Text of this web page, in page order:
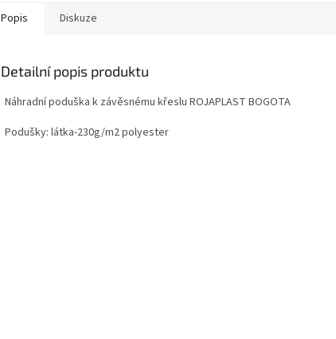
Popis Diskuze
Detailní popis produktu
Náhradní poduška k závěsnému křeslu ROJAPLAST BOGOTA
Podušky: látka-230g/m2 polyester